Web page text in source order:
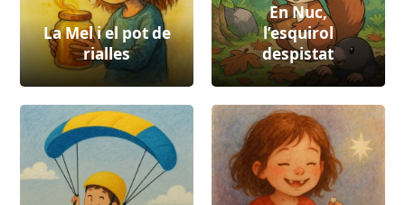
La Mel i el pot de
rialles
En Nuc,
l’esquirol
despistat